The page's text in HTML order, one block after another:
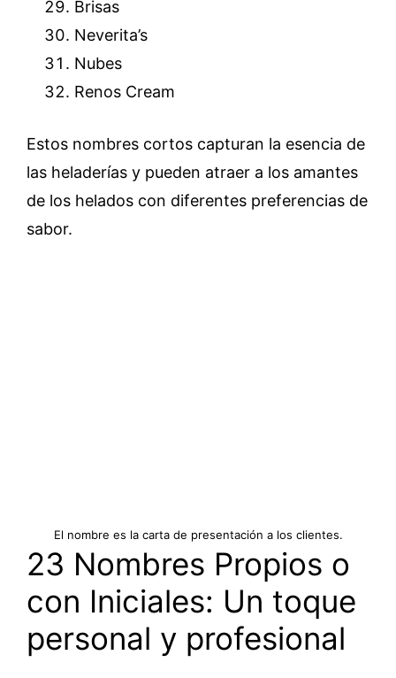
Brisas
Neverita’s
Nubes
Renos Cream
Estos nombres cortos capturan la esencia de
las heladerías y pueden atraer a los amantes
de los helados con diferentes preferencias de
sabor.
El nombre es la carta de presentación a los clientes.
23 Nombres Propios o
con Iniciales: Un toque
personal y profesional